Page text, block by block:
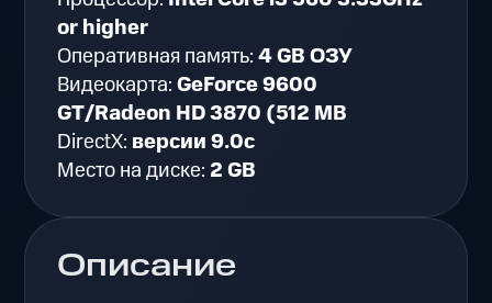
Описание
or higher
Оперативная память:4 GB ОЗУ
Видеокарта:GeForce 9600
GT/Radeon HD 3870 (512 MB
DirectX: версии 9.0c
Место на диске: 2 GB